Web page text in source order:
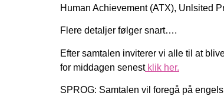
Human Achievement (ATX), Unlsited
Flere detaljer følger snart….
Efter samtalen inviterer vi alle til at
for middagen senestklik her.
SPROG: Samtalen vil foregå på